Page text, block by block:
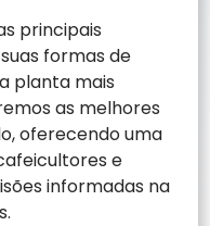
principais
formas de
planta mais
as melhores
oferecendo uma
e
informadas na